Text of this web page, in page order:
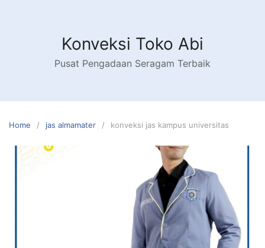
Konveksi Toko Abi
Pusat Pengadaan Seragam Terbaik
Home jas almamater konveksi jas kampus universitas